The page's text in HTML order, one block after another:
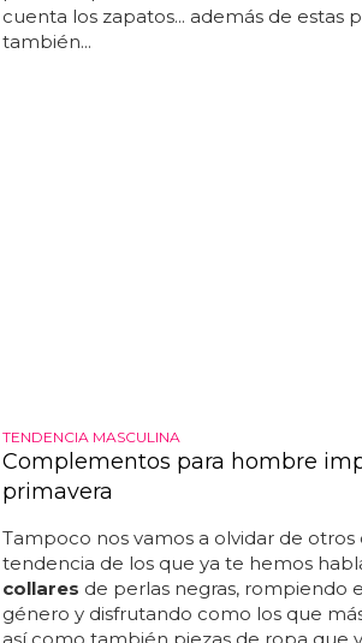
cuenta los zapatos... además de estas
también...
TENDENCIA MASCULINA
Complementos para hombre
primavera
Tampoco nos vamos a olvidar de
tendencia de los que ya te hemos
collares de perlas negras, rompiendo
género y disfrutando como los que